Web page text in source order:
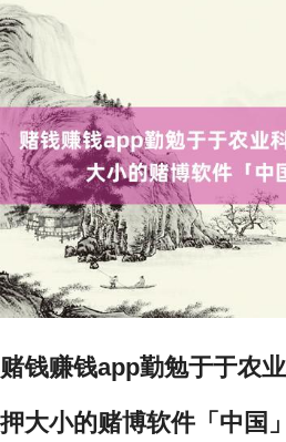
赌钱赚钱app勤勉于于农
押大小的赌博软件「中国